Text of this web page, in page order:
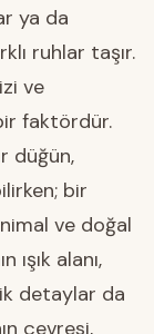
ya da
ruhlar taşır.
ve
faktördür.
düğün,
bir
ve doğal
alanı,
detaylar da